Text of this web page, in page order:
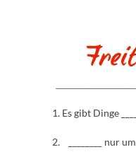
1. Es gibt Dinge
2. ________ nur